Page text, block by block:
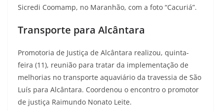
Sicredi Coomamp, no Maranhão, com a foto “Cacuriá”.
Transporte para Alcântara
Promotoria de Justiça de Alcântara realizou, quinta-
feira (11), reunião para tratar da implementação de
melhorias no transporte aquaviário da travessia de São
Luís para Alcântara. Coordenou o encontro o promotor
de justiça Raimundo Nonato Leite.